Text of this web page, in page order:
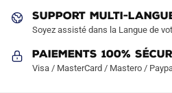
produit
SUPPORT MULTI-
Soyez assisté dans la Langue de
Paiements 100%
Visa / MasterCard / Mastero /